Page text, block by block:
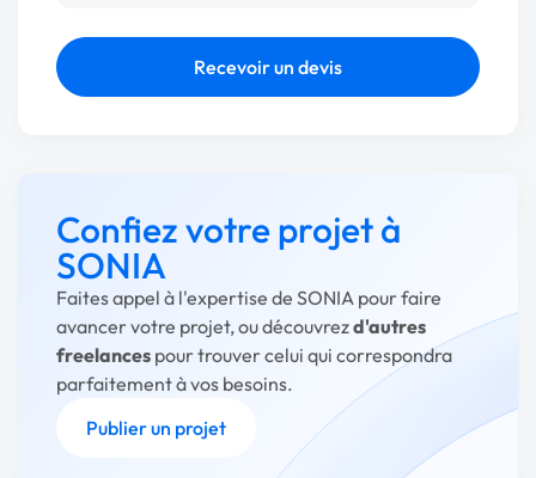
Recevoir un devis
Confiez votre projet à
SONIA
Faites appel à l'expertise de SONIA pour faire
avancer votre projet, ou découvrezd'autres
freelances pour trouver celui qui correspondra
parfaitement à vos besoins.
Publier un projet